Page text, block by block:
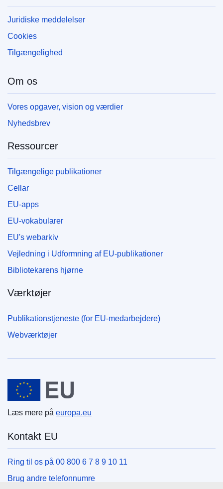
Juridiske meddelelser
Cookies
Tilgængelighed
Om os
Vores opgaver, vision og værdier
Nyhedsbrev
Ressourcer
Tilgængelige publikationer
Cellar
EU-apps
EU-vokabularer
EU's webarkiv
Vejledning i Udformning af EU-publikationer
Bibliotekarens hjørne
Værktøjer
Publikationstjeneste (for EU-medarbejdere)
Webværktøjer
Den Europæiske Union
Læs mere på europa.eu
Kontakt EU
Ring til os på 00 800 6 7 8 9 10 11
Brug andre telefonnumre